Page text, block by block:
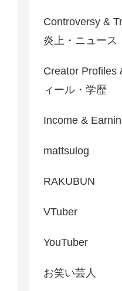
Controversy &
炎上・ニュース
Creator Profiles
ィール・学歴
Income &
mattsulog
RAKUBUN
VTuber
YouTuber
お笑い芸人